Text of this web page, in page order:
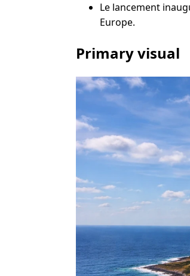
Le lancement
Europe.
Primary visual